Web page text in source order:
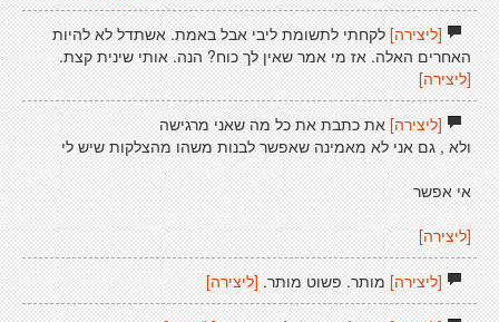
[ליצירה]לקחתי לתשומת ליבי אבל באמת. אשתדל לא להיות
האחרים האלה. אז מי אמר שאין לך כוח? הנה. אותי שינית קצת.
[ליצירה]
[ליצירה]את כתבת את כל מה שאני מרגישה
ולא , גם אני לא מאמינה שאפשר לבנות משהו מהצלקות שיש לי
אי אפשר
[ליצירה]
[ליצירה]מותר. פשוט מותר. [ליצירה]